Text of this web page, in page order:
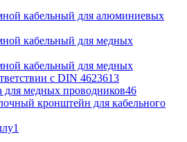
кабельный для алюминиевых
кабельный для медных
кабельный для медных
с DIN 4623613
для медных проводников46
кронштейн для кабельного
1